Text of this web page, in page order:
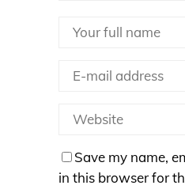
Save my name,
in this browser for